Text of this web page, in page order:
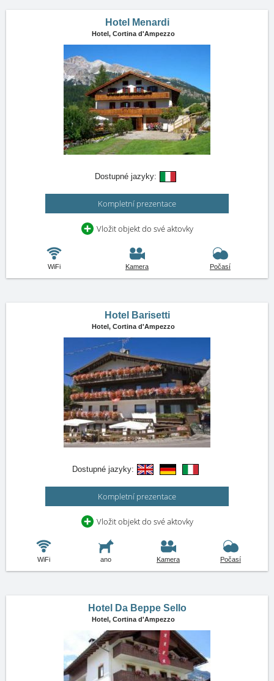
Hotel Menardi
Hotel, Cortina d'Ampezzo
Dostupné jazyky:
Kompletní prezentace
Vložit objekt do své aktovky
WiFi Kamera Počasí
Hotel Barisetti
Hotel, Cortina d'Ampezzo
Dostupné jazyky:
Kompletní prezentace
Vložit objekt do své aktovky
WiFi ano Kamera Počasí
Hotel Da Beppe Sello
Hotel, Cortina d'Ampezzo